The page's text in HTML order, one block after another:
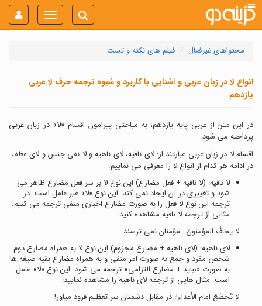
Toggle
navigation
محتواهای غیرفعال فیلم های نکته و تست
انواع لا در زبان عربی و آشنایی با کاربرد و شیوه ترجمه حرف لا عربی
یازدهم
در این متن از عربی پایه یازدهم، به مباحثی پیرامون اقسام «لا» در زبان عربی
پرداخته می شود.
اقسام لا در زبان عربی عبارتند از: لای نافیه، لای ناهیه و لا نفی جنس و لای عطف.
در ادامه هر کدام از انواع لا را معرفی می نماییم.
لا نافیه: (لا نافیه + فعل مضارع) این نوع لا بر سر فعل مضارع ظاهر می
شود و تغییری در آن ایجاد نمی کند. این نوع «لا» غیر عامل است. در
ترجمه این نوع لا فعل را به صورت مضارع اخباری منفی ترجمه می کنیم.
مثالی از ترجمه لا نافیه مشاهده کنید:
لا یخافُ المؤمنونَ : مؤمنان نمی ترسند.
لای ناهیه: (لای ناهیه + مضارع مجزوم) این نوع لا به همراه مضارع دوم
شخص مفرد و جمع به صورت امر منفی و به همراه مضارع بقیه صیغه ها
به صورت «نباید + مضارع التزامی» ترجمه می شود. این نوع «لا» عامل
است. مثال هایی از ترجمه لای ناهیه را مشاهده نمایید:
لا تَخضَعْ اَمام الأعداء!: در مقابل دشمنان سر تعظیم فرود میاور!